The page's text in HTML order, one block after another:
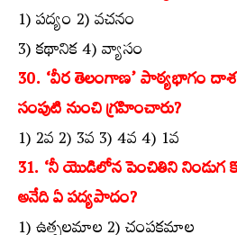
1) పద్యం 2) వచనం
3) కథానిక 4) వ్యాసం
30. ‘వీర తెలంగాణ’ పాఠ్యభాగం
సంపుటి నుంచి గ్రహించారు?
1) 2వ 2) 3వ 3) 4వ 4) 1వ
31. ‘నీ యొడిలోన పెంచితిని నిండుగ
అనేది ఏ పద్యపాదం?